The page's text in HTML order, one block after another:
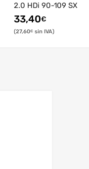
2.0 HDi 90-109 SX
33,40€
27,60€